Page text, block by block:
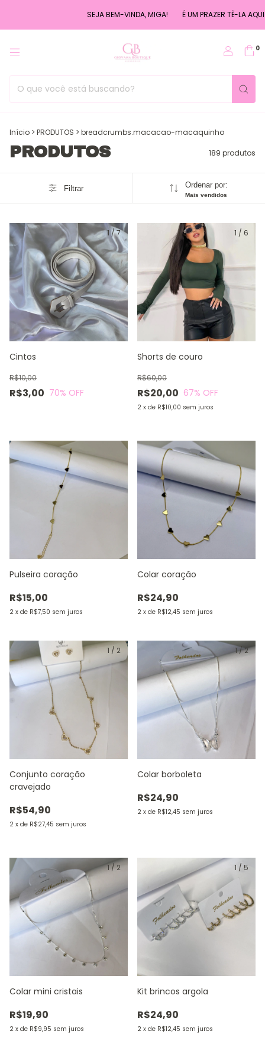
SEJA BEM-VINDA, MIGA! É UM PRAZER TÊ-LA AQUI ♡ USE O
0
Início > PRODUTOS > breadcrumbs.macacao-macaquinho
PRODUTOS 189 produtos
Filtrar Ordenar por:
Mais vendidos
1 /7
Cintos
R$3,00
R$10,00
70% OFF
1 / 6
Shorts de couro
R$20,00
R$60,00
67% OFF
2 x de R$10,00 sem juros
Pulseira coração
R$15,00
2 x de R$7,50 sem juros
Colar coração
R$24,90
2 x de R$12,45 sem juros
1 / 2
Conjunto coração
cravejado
R$54,90
2 x de R$27,45 sem juros
1/2
Colar borboleta
R$24,90
2 x de R$12,45 sem juros
1/2
Colar mini cristais
R$19,90
2 x de R$9,95 sem juros
1 / 5
Kit brincos argola
R$24,90
2 x de R$12,45 sem juros